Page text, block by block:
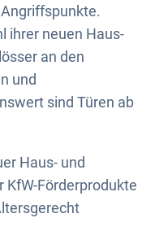
ihrer neuen Haus-
an den
und
sind Türen ab
Haus- und
KfW-Förderprodukte